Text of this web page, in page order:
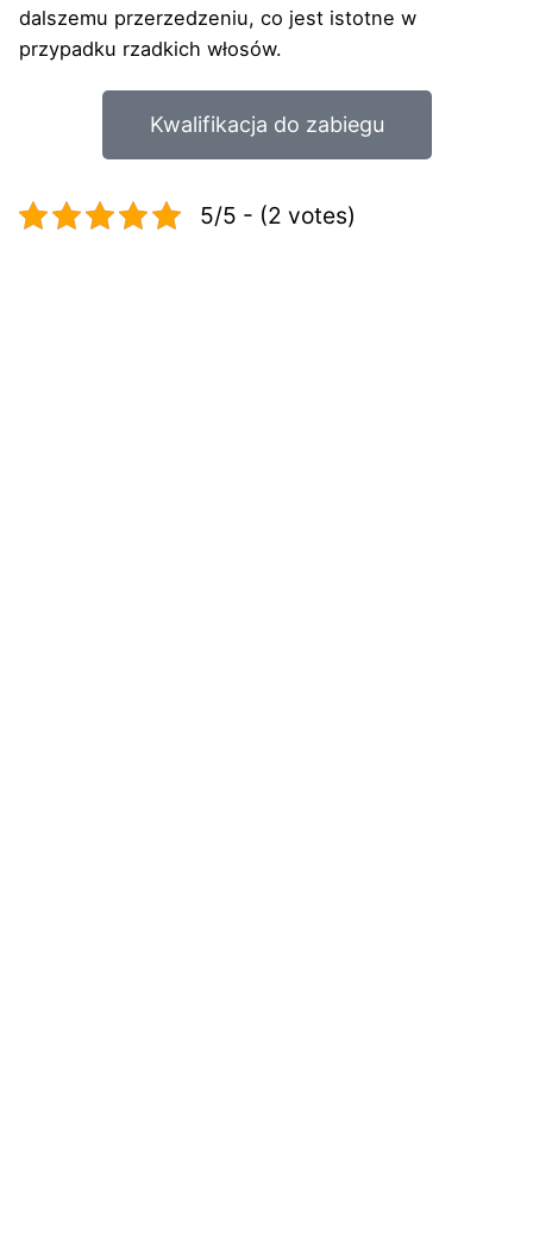
dalszemu przerzedzeniu, co jest istotne w
przypadku rzadkich włosów.
Kwalifikacja do zabiegu
5/5 - (2 votes)